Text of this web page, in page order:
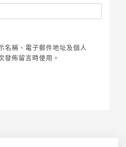
名稱、電子郵件地址及個人
發佈留言時使用。